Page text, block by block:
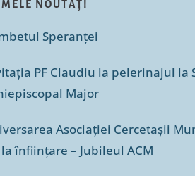
NOUTĂȚI
Speranței
PF Claudiu la pelerinajul la
Major
Asociației Cercetașii
înființare – Jubileul ACM